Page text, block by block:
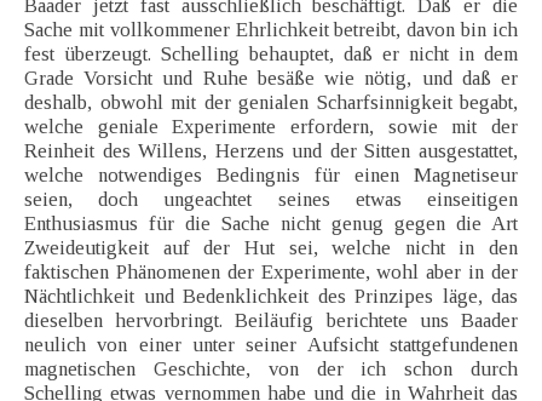
Baader jetzt fast ausschließlich beschäftigt. Daß er die
Sache mit vollkommener Ehrlichkeit betreibt, davon bin ich
fest überzeugt. Schelling behauptet, daß er nicht in dem
Grade Vorsicht und Ruhe besäße wie nötig, und daß er
deshalb, obwohl mit der genialen Scharfsinnigkeit begabt,
welche geniale Experimente erfordern, sowie mit der
Reinheit des Willens, Herzens und der Sitten ausgestattet,
welche notwendiges Bedingnis für einen Magnetiseur
seien, doch ungeachtet seines etwas einseitigen
Enthusiasmus für die Sache nicht genug gegen die Art
Zweideutigkeit auf der Hut sei, welche nicht in den
faktischen Phänomenen der Experimente, wohl aber in der
Nächtlichkeit und Bedenklichkeit des Prinzipes läge, das
dieselben hervorbringt. Beiläufig berichtete uns Baader
neulich von einer unter seiner Aufsicht stattgefundenen
magnetischen Geschichte, von der ich schon durch
Schelling etwas vernommen habe und die in Wahrheit das